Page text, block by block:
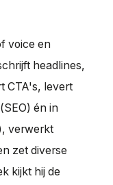
voice en
headlines,
CTA's, levert
én in
verwerkt
zet diverse
kijkt hij de